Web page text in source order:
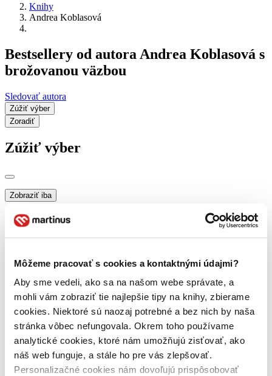
Môžeme pracovať s cookies a kontaktnými údajmi?
Aby sme vedeli, ako sa na našom webe správate, a
mohli vám zobraziť tie najlepšie tipy na knihy, zbierame
cookies. Niektoré sú naozaj potrebné a bez nich by naša
stránka vôbec nefungovala. Okrem toho používame
analytické cookies, ktoré nám umožňujú zisťovať, ako
náš web funguje, a stále ho pre vás zlepšovať.
Personalizačné cookies nám dovoľujú prispôsobovať
Knihy
Andrea Koblasová
Bestsellery od autora Andrea Koblasová s
brožovanou väzbou
Sledovať autora
Zúžiť výber
Zoradiť
Zúžiť výber
Zobraziť iba
zľavnené tituly (0 titulov)
predpredaj (0 titulov)predpredaj
pripravujeme (0 titulov)pripravujeme
dostupná (bez vypredaných) (0 titulov)
dostupná (bez
vypredaných)
Nové / čítané
nová (0 titulov)nová
čítaná - výborný stav (0 titulov)čítaná - výborný stav
čítaná - mierne opotrebovaná (0 titulov)čítaná - mierne